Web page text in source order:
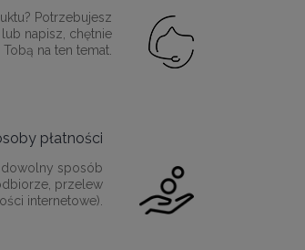
Potrzebujesz
napisz, chętnie
na ten temat.
płatności
sposób
przelew
internetowe).